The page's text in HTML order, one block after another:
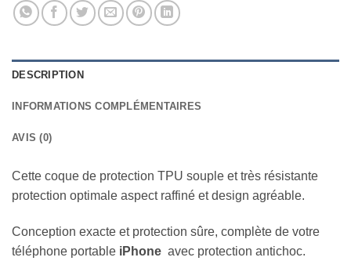
DESCRIPTION
INFORMATIONS COMPLÉMENTAIRES
AVIS (0)
Cette coque de protection TPU souple et très résistante
protection optimale aspect raffiné et design agréable.
Conception exacte et protection sûre, complète de votre
téléphone portable iPhone avec protection antichoc.